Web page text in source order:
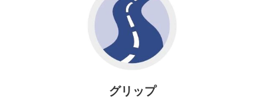
グリップ